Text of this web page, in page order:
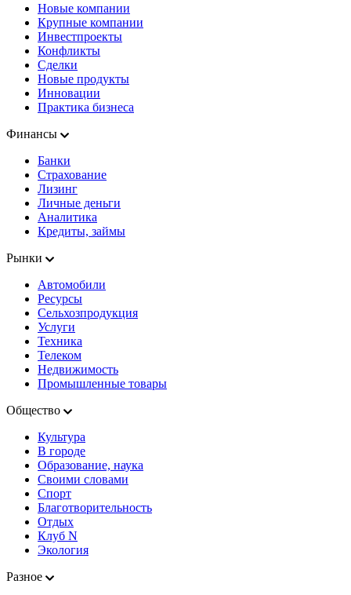
Новые компании
Крупные компании
Инвестпроекты
Конфликты
Сделки
Новые продукты
Инновации
Практика бизнеса
Финансы
Банки
Страхование
Лизинг
Личные деньги
Аналитика
Кредиты, займы
Рынки
Автомобили
Ресурсы
Сельхозпродукция
Услуги
Техника
Телеком
Недвижимость
Промышленные товары
Общество
Культура
В городе
Образование, наука
Своими словами
Спорт
Благотворительность
Отдых
Клуб N
Экология
Разное